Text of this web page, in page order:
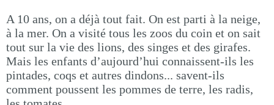
A 10 ans, on a déjà tout fait. On est parti à la neige,
à la mer. On a visité tous les zoos du coin et on sait
tout sur la vie des lions, des singes et des girafes.
Mais les enfants d’aujourd’hui connaissent-ils les
pintades, coqs et autres dindons... savent-ils
comment poussent les pommes de terre, les radis,